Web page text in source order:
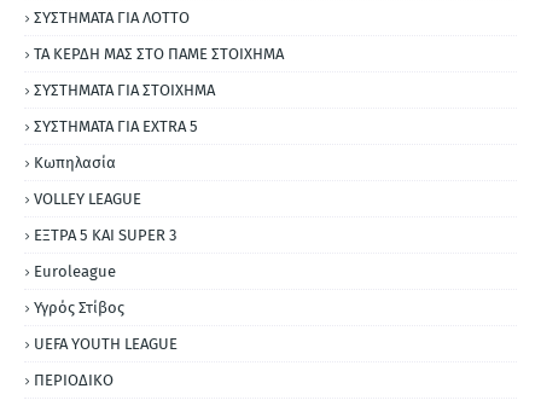
ΣΥΣΤΗΜΑΤΑ ΓΙΑ ΛΟΤΤΟ
ΤΑ ΚΕΡΔΗ ΜΑΣ ΣΤΟ ΠΑΜΕ ΣΤΟΙΧΗΜΑ
ΣΥΣΤΗΜΑΤΑ ΓΙΑ ΣΤΟΙΧΗΜΑ
ΣΥΣΤΗΜΑΤΑ ΓΙΑ ΕΧΤRΑ 5
Κωπηλασία
VOLLEY LEAGUE
ΕΞΤΡΑ 5 ΚΑΙ SUPER 3
Εuroleague
Υγρός Στίβος
UEFA YOUTH LEAGUE
ΠΕΡΙΟΔΙΚΟ